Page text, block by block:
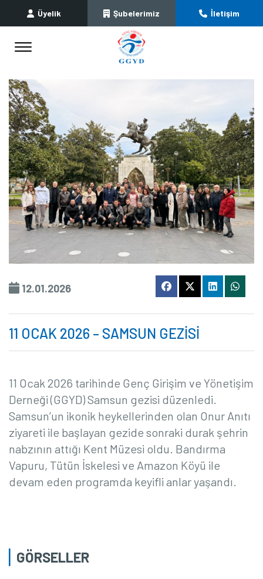
Üyelik Şubelerimiz İletişim
12.01.2026
11 OCAK 2026 – SAMSUN GEZİSİ
11 Ocak 2026 tarihinde Genç Girişim ve Yönetişim
Derneği (GGYD) Samsun gezisi düzenledi.
Samsun’un ikonik heykellerinden olan Onur Anıtı
ziyareti ile başlayan gezide sonraki durak şehrin
nabzının attığı Kent Müzesi oldu. Bandırma
Vapuru, Tütün İskelesi ve Amazon Köyü ile
devam eden programda keyifli anlar yaşandı.
GÖRSELLER